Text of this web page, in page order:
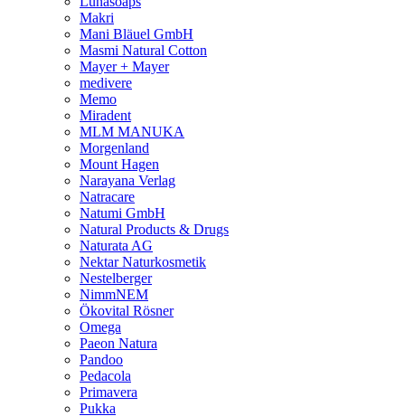
Makri
Mani Bläuel GmbH
Masmi Natural Cotton
Mayer + Mayer
medivere
Memo
Miradent
MLM MANUKA
Morgenland
Mount Hagen
Narayana Verlag
Natracare
Natumi GmbH
Natural Products & Drugs
Naturata AG
Nektar Naturkosmetik
Nestelberger
NimmNEM
Ökovital Rösner
Omega
Paeon Natura
Pandoo
Pedacola
Primavera
Pukka